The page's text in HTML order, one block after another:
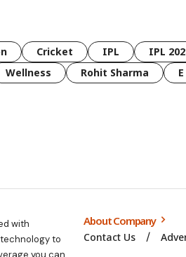
Cricket IPL IPL
Wellness Rohit Sharma
with
to
you can
About Company
Contact Us